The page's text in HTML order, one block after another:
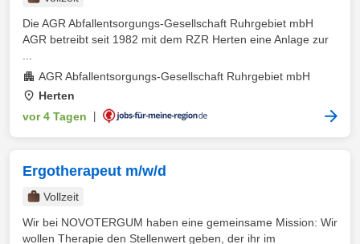
Die AGR Abfallentsorgungs-Gesellschaft Ruhrgebiet mbH
AGR betreibt seit 1982 mit dem RZR Herten eine Anlage zur
AGR Abfallentsorgungs-Gesellschaft Ruhrgebiet mbH
Herten
vor 4 Tagen
Ergotherapeut m/w/d
Vollzeit
Wir bei NOVOTERGUM haben eine gemeinsame Mission: Wir
wollen Therapie den Stellenwert geben, der ihr im